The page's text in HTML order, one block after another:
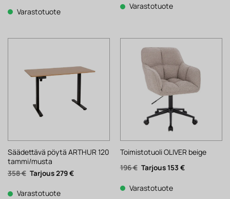
124 €.
Varastotuote
250 €.
Varastotuote
Säädettävä pöytä ARTHUR 120
tammi/musta
358€ Alkuperäinen
hinta
358 €.
279€Nykyinen
Varastotuote
Toimistotuoli OLIVER beige
196€ Alkuperäinen
hinta
196 €.
153 €Nykyinen
Varastotuote